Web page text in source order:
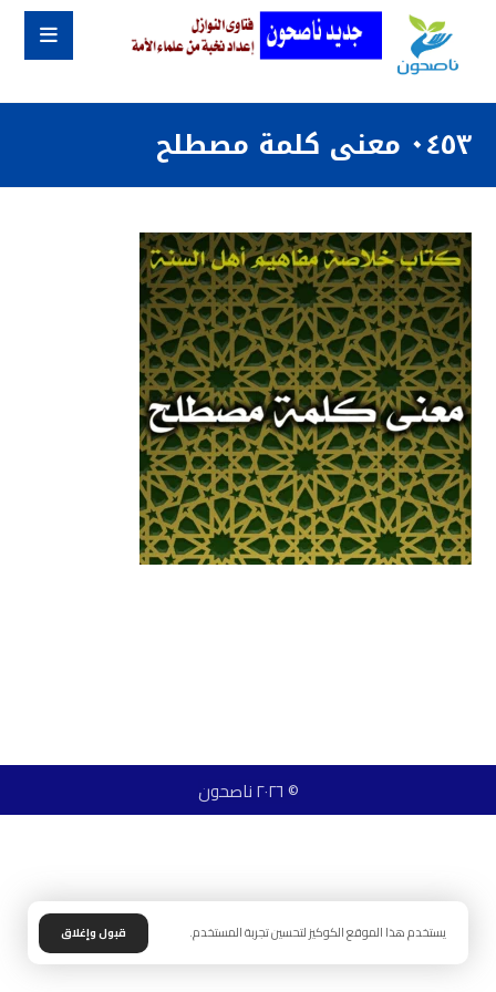
٠٤٥٣ معنى كلمة مصطلح
© ٢٠٢٦ ناصحون
يستخدم هذا الموقع الكوكيز لتحسين تجربة المستخدم. قبول وإغلاق